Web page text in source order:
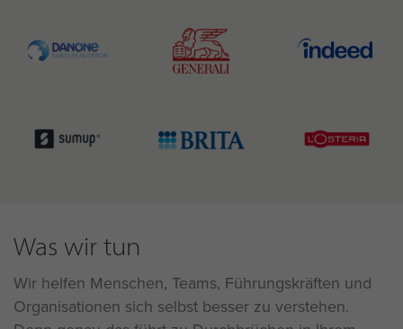
Was wir tun
Wir helfen Menschen, Teams, Führungskräften und
Organisationen sich selbst besser zu verstehen.